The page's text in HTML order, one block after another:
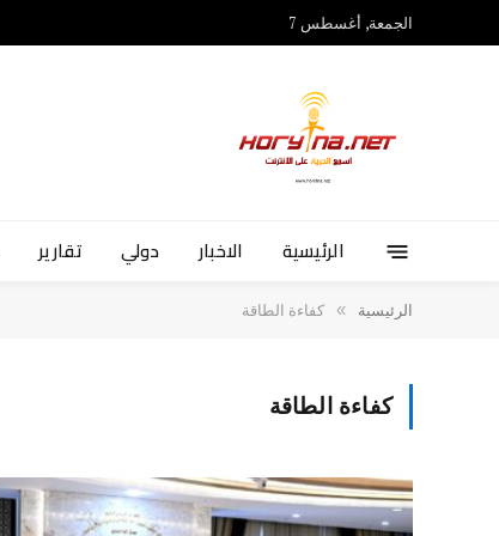
الجمعة, أغسطس 7
الرئيسية الاخبار دولي تقارير
الرئيسية » كفاءة الطاقة
كفاءة الطاقة